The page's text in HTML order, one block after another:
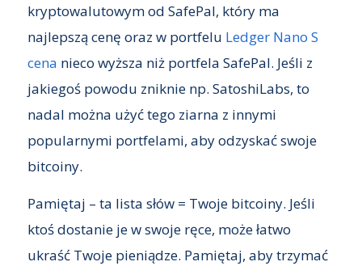
kryptowalutowym od SafePal, który ma
najlepszą cenę oraz w portfelu Ledger Nano S
cena nieco wyższa niż portfela SafePal. Jeśli z
jakiegoś powodu zniknie np. SatoshiLabs, to
nadal można użyć tego ziarna z innymi
popularnymi portfelami, aby odzyskać swoje
bitcoiny.
Pamiętaj – ta lista słów = Twoje bitcoiny. Jeśli
ktoś dostanie je w swoje ręce, może łatwo
ukraść Twoje pieniądze. Pamiętaj, aby trzymać